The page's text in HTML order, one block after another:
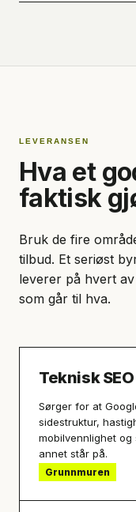
LEVERANSEN
Hva et
faktisk
Bruk de fire
tilbud. Et seriøst
leverer på hvert
som går til hva.
Teknisk SEO
Sørger for at
sidestruktur,
mobilvennlighet
annet står på.
Grunnmuren